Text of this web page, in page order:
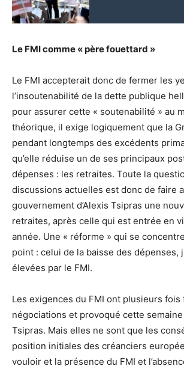
Le FMI comme « père fouettard »
Le FMI accepterait donc de fermer les
l’insoutenabilité de la dette publique
pour assurer cette « soutenabilité » au
théorique, il exige logiquement que la
pendant longtemps des excédents
qu’elle réduise un de ses principaux
dépenses : les retraites. Toute la
discussions actuelles est donc de faire
gouvernement d’Alexis Tsipras une
retraites, après celle qui est entrée en
année. Une « réforme » qui se
point : celui de la baisse des dépenses,
élevées par le FMI.
Les exigences du FMI ont plusieurs fois
négociations et provoqué cette semaine
Tsipras. Mais elles ne sont que les
position initiales des créanciers
vouloir et la présence du FMI et